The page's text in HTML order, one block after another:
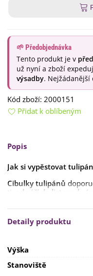
🌱 Předobjednávka
Tento produkt je v
už nyní a zboží
výsadby.
Kód zboží: 2000151
Přidat k oblíbeným
Popis
Jak si vypěstovat
Cibulky tulipánů
od září do listopadu
totiž riziko, že by cibulky
by byly slabší či
Tulipánům se dobře daří
slunečném stanovišti.
Detaily produktu
Výška
Stanoviště